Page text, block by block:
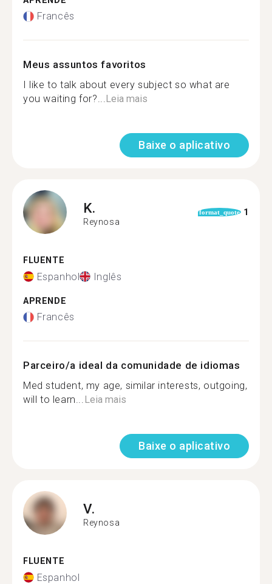
Francês
Meus assuntos favoritos
I like to talk about every subject so what are
you waiting for?...Leia mais
Baixe o aplicativo
K.
Reynosa
format_quote 1
FLUENTE
Espanhol Inglês
APRENDE
Francês
Parceiro/a ideal da comunidade de idiomas
Med student, my age, similar interests, outgoing,
will to learn...Leia mais
Baixe o aplicativo
V.
Reynosa
FLUENTE
Espanhol